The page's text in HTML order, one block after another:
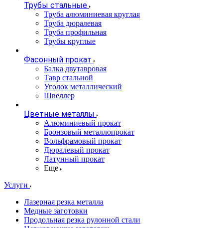
Трубы стальные
Труба алюминиевая круглая
Труба дюралевая
Труба профильная
Трубы круглые
Фасонный прокат
Балка двутавровая
Тавр стальной
Уголок металлический
Швеллер
Цветные металлы
Алюминиевый прокат
Бронзовый металлопрокат
Вольфрамовый прокат
Дюралевый прокат
Латунный прокат
Еще
Услуги
Лазерная резка металла
Медные заготовки
Продольная резка рулонной стали